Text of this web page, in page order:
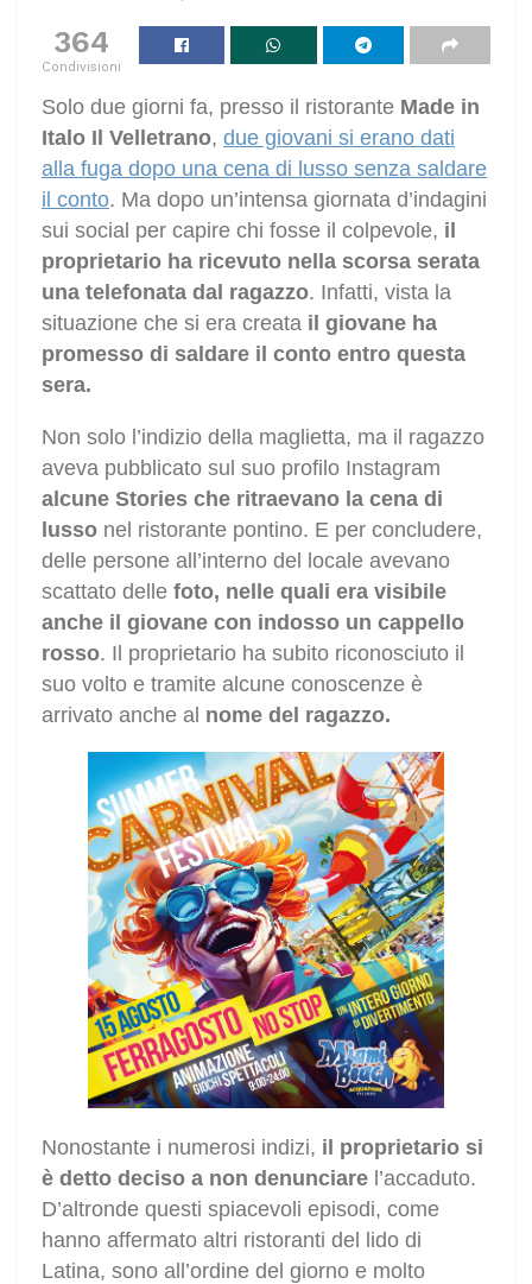
364
Condivisioni
Solo due giorni fa, presso il ristorante Made in
Italo Il Velletrano, due giovani si erano dati
alla fuga dopo una cena di lusso senza saldare
il conto. Ma dopo un’intensa giornata d’indagini
sui social per capire chi fosse il colpevole, il
proprietario ha ricevuto nella scorsa serata
una telefonata dal ragazzo. Infatti, vista la
situazione che si era creata il giovane ha
promesso di saldare il conto entro questa
sera.
Non solo l’indizio della maglietta, ma il ragazzo
aveva pubblicato sul suo profilo Instagram
alcune Stories che ritraevano la cena di
lusso nel ristorante pontino. E per concludere,
delle persone all’interno del locale avevano
scattato delle foto, nelle quali era visibile
anche il giovane con indosso un cappello
rosso. Il proprietario ha subito riconosciuto il
suo volto e tramite alcune conoscenze è
arrivato anche al nome del ragazzo.
Nonostante i numerosi indizi, il proprietario si
è detto deciso a non denunciare l’accaduto.
D’altronde questi spiacevoli episodi, come
hanno affermato altri ristoranti del lido di
Latina, sono all’ordine del giorno e molto